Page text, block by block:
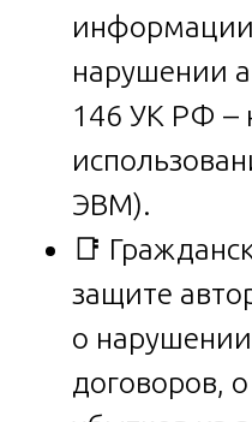
нарушении
146 УК РФ –
ЭВМ).
📑
защите
о
договоров,